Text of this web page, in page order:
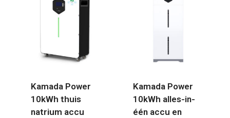
Kamada Power
10kWh thuis
natrium accu
Kamada Power
10kWh alles-in-
één accu en